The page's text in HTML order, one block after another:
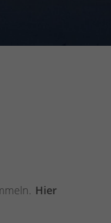
Hier